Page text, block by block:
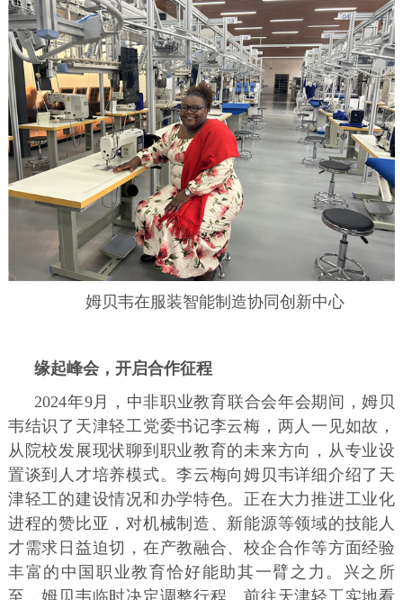
姆贝韦在服装智能制造协同创新中心
缘起峰会，开启合作征程
2024年9月，中非职业教育联合会年会期间，姆贝
韦结识了天津轻工党委书记李云梅，两人一见如故，
从院校发展现状聊到职业教育的未来方向，从专业设
置谈到人才培养模式。李云梅向姆贝韦详细介绍了天
津轻工的建设情况和办学特色。正在大力推进工业化
进程的赞比亚，对机械制造、新能源等领域的技能人
才需求日益迫切，在产教融合、校企合作等方面经验
丰富的中国职业教育恰好能助其一臂之力。兴之所